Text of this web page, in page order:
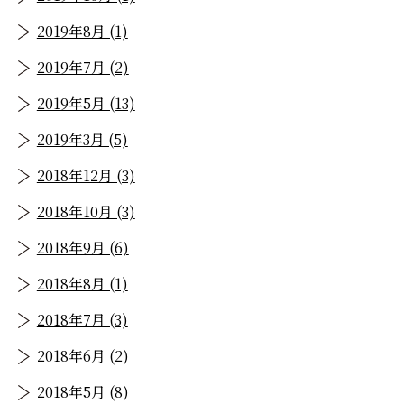
2019年8月 (1)
2019年7月 (2)
2019年5月 (13)
2019年3月 (5)
2018年12月 (3)
2018年10月 (3)
2018年9月 (6)
2018年8月 (1)
2018年7月 (3)
2018年6月 (2)
2018年5月 (8)